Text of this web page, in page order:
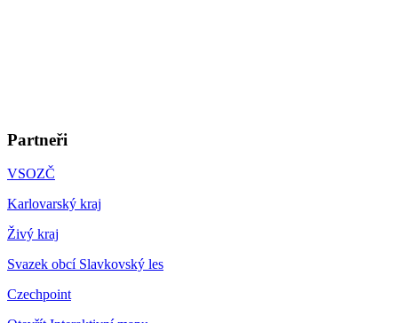
Partneři
VSOZČ
Karlovarský kraj
Živý kraj
Svazek obcí Slavkovský les
Czechpoint